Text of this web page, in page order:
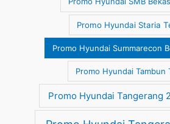
Promo Hyundai Staria
Promo Hyundai Summarecon
Promo Hyundai Tambun
Promo Hyundai Tangerang